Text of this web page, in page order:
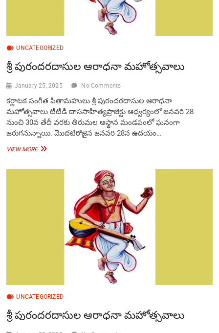
UNCATEGORIZED
శ్రీ పురందరదాసుల ఆరాధనా మహోత్సవాలు
January 25, 2025 No Comments
కర్ణాటక సంగీత పితామహులు శ్రీ పురందరదాసుల ఆరాధనా
మహోత్సవాలు టీటీడీ దాససాహిత్యప్రాజెక్టు ఆధ్వర్యంలో జ‌న‌వరి 28
నుంచి 30వ తేదీ వరకు తిరుమల ఆస్థాన మండ‌పంలో ఘ‌నంగా
జరుగనున్నాయి. మొదటిరోజైన జ‌న‌వరి 28న ఉదయం…
VIEW MOREశ్రీ
UNCATEGORIZED
శ్రీ పురందరదాసుల ఆరాధనా మహోత్సవాలు